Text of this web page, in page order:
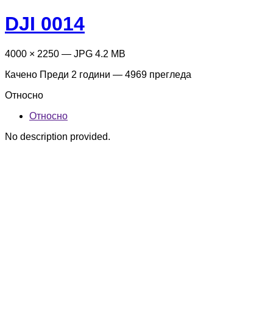
DJI 0014
4000 × 2250 — JPG 4.2 MB
Качено Преди 2 години — 4969 прегледа
Относно
Относно
No description provided.